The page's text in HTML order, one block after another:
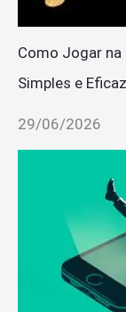
Como Jogar na
Simples e Eficaz
29/06/2026